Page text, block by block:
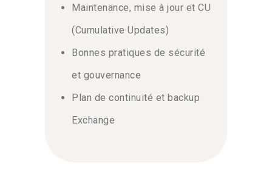
Maintenance, mise à jour et CU
(Cumulative Updates)
Bonnes pratiques de sécurité
et gouvernance
Plan de continuité et backup
Exchange